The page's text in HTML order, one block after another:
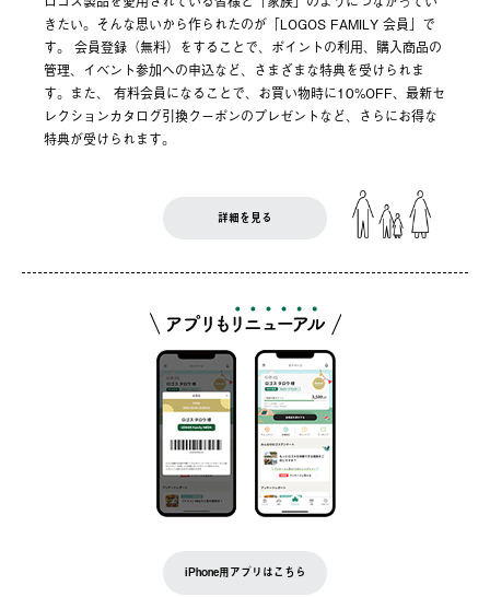
きたい。そんな思いから作られたのが「LOGOS FAMILY 会員」で
す。 会員登録（無料）をすることで、ポイントの利用、購入商品の
管理、イベント参加への申込など、さまざまな特典を受けられま
す。また、 有料会員になることで、お買い物時に10%OFF、最新セ
レクションカタログ引換クーポンのプレゼントなど、さらにお得な
特典が受けられます。
詳細を見る
iPhone用アプリはこちら